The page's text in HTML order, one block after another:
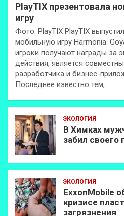
PlayTIX презентовала
игру
Фото: PlayTIX PlayTIX
мобильную игру Harmonia:
игроки получают награды за
действия, является
разработчика и бизнес-
Последнее известно тем,…
ЭКОЛОГИЯ
В Химках
забил своего
ЭКОЛОГИЯ
ExxonMobilе
кризисе
загрязнения